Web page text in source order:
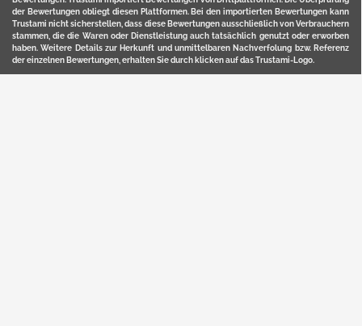
der Bewertungen obliegt diesen Plattformen. Bei den importierten Bewertungen kann
Trustami nicht sicherstellen, dass diese Bewertungen ausschließlich von Verbrauchern
stammen, die die Waren oder Dienstleistung auch tatsächlich genutzt oder erworben
haben. Weitere Details zur Herkunft und unmittelbaren Nachverfolung bzw. Referenz
der einzelnen Bewertungen, erhalten Sie durch klicken auf das Trustami-Logo.